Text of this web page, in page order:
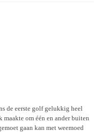
de eerste golf gelukkig heel
om één en ander buiten
gaan kan met weemoed